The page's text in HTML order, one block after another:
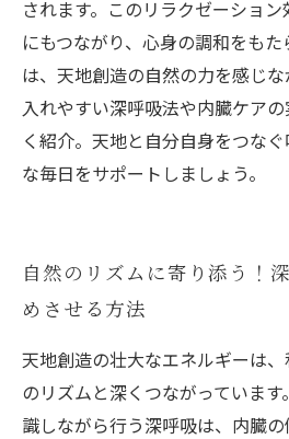
されます。このリラクゼーショ
にもつながり、心身の調和をも
は、天地創造の自然の力を感じ
入れやすい深呼吸法や内臓ケア
く紹介。天地と自分自身をつな
な毎日をサポートしましょう。
自然のリズムに寄り添う！
めさせる方法
天地創造の壮大なエネルギーは
のリズムと深くつながっていま
識しながら行う深呼吸は、内臓